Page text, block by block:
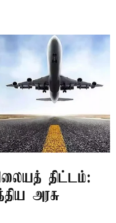
திட்டம்:
அரசு